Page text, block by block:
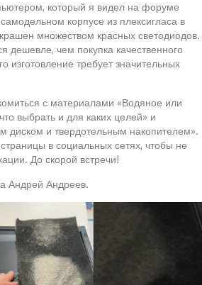
который я видел на форуме
корпусе из плексигласа в
множеством красных светодиодов.
дешевле, чем покупка качественного
изготовление требует значительных
с материалами «Водяное или
выбрать и для каких целей» и
диском и твердотельным накопителем».
в социальных сетях, чтобы не
До скорой встречи!
Андрей Андреев.